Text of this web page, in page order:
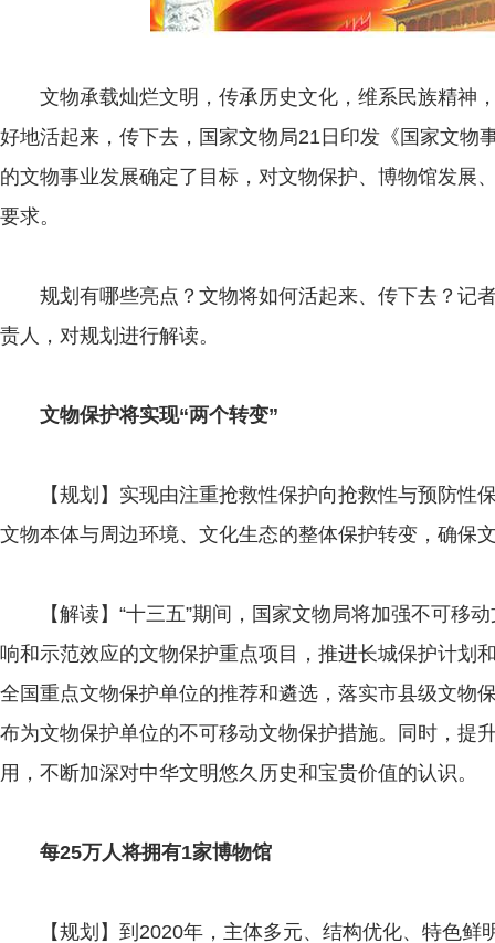
文物承载灿烂文明，传承历史文化，维系民族精神，
好地活起来，传下去，国家文物局21日印发《国家文物
的文物事业发展确定了目标，对文物保护、博物馆发展
要求。
规划有哪些亮点？文物将如何活起来、传下去？记
责人，对规划进行解读。
文物保护将实现“两个转变”
【规划】实现由注重抢救性保护向抢救性与预防性
文物本体与周边环境、文化生态的整体保护转变，确保
【解读】“十三五”期间，国家文物局将加强不可移动
响和示范效应的文物保护重点项目，推进长城保护计划
全国重点文物保护单位的推荐和遴选，落实市县级文物
布为文物保护单位的不可移动文物保护措施。同时，提
用，不断加深对中华文明悠久历史和宝贵价值的认识。
每25万人将拥有1家博物馆
【规划】到2020年，主体多元、结构优化、特色鲜